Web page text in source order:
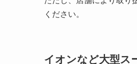
ください。
イオンなど大型ス